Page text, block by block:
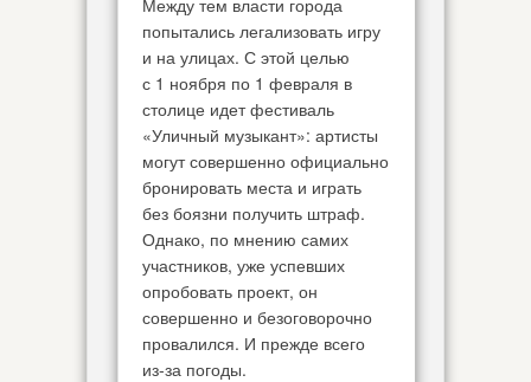
попытались легализовать игру
и на улицах. С этой целью
с 1 ноября по 1 февраля в
столице идет фестиваль
«Уличный музыкант»: артисты
могут совершенно официально
бронировать места и играть
без боязни получить штраф.
Однако, по мнению самих
участников, уже успевших
опробовать проект, он
совершенно и безоговорочно
провалился. И прежде всего
из-за погоды.